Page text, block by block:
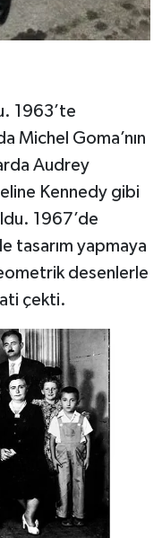
1963’te
Michel Goma’nın
Audrey
Kennedy gibi
1967’de
tasarım yapmaya
desenlerle
çekti.